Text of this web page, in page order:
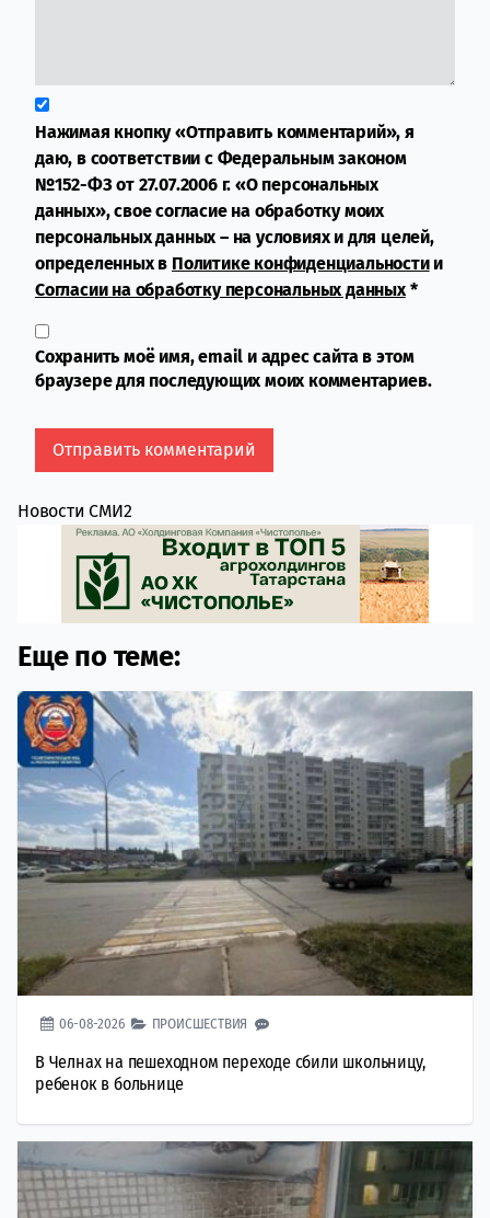
Нажимая кнопку «Отправить комментарий», я
даю, в соответствии с Федеральным законом
№152-ФЗ от 27.07.2006 г. «О персональных
данных», свое согласие на обработку моих
персональных данных – на условиях и для целей,
определенных в Политике конфиденциальностии
Согласии на обработку персональных данных*
Сохранить моё имя, email и адрес сайта в этом
браузере для последующих моих комментариев.
Новости СМИ2
Еще по теме:
06-08-2026 ПРОИСШЕСТВИЯ
В Челнах на пешеходном переходе сбили школьницу,
ребенок в больнице